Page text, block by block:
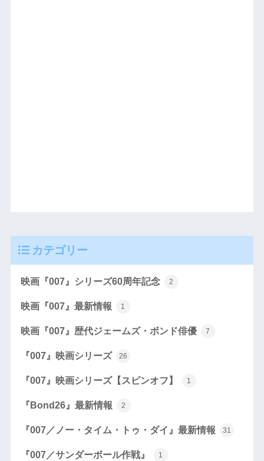
カテゴリー
映画『007』シリーズ60周年記念 2
映画『007』最新情報 1
映画『007』歴代ジェームズ・ボンド俳優 7
『007』映画シリーズ 26
『007』映画シリーズ【スピンオフ】 1
『Bond26』最新情報 2
『007／ノー・タイム・トゥ・ダイ』最新情報 31
『007／サンダーボール作戦』 1